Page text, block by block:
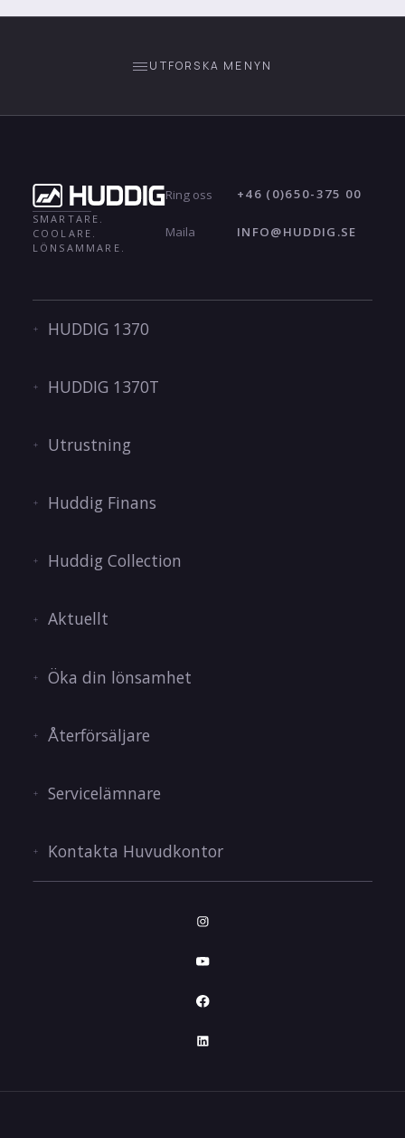
UTFORSKA MENYN
SMARTARE.
COOLARE.
LÖNSAMMARE.
Ring oss +46 (0)650-375 00
Maila INFO@HUDDIG.SE
HUDDIG 1370
HUDDIG 1370T
Utrustning
Huddig Finans
Huddig Collection
Aktuellt
Öka din lönsamhet
Återförsäljare
Servicelämnare
Kontakta Huvudkontor